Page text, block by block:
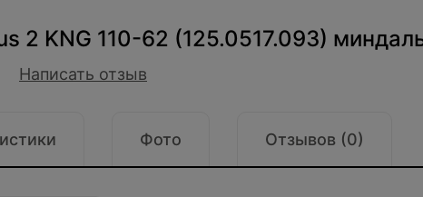
2 KNG 110-62 (125.0517.093)
Написать отзыв
Фото Отзывов (0)